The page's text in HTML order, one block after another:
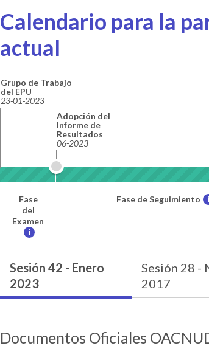
Calendario para la
actual
Fase
del
Examen
i
Fase de Seguimiento i
Grupo de Trabajo
del EPU
23-01-2023
Adopción del
Informe de
Resultados
06-2023
Sesión 42 - Enero
2023
Sesión 28 -
2017
Documentos Oficiales